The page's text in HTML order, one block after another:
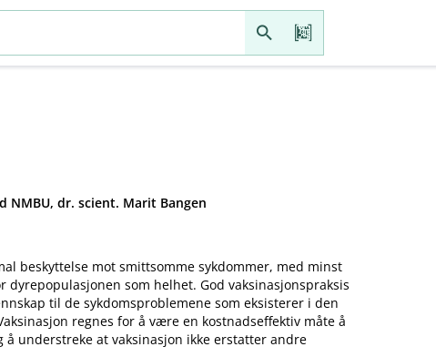
NMBU, dr. scient. Marit Bangen
beskyttelse mot smittsomme sykdommer, med minst
som helhet. God vaksinasjonspraksis
til de sykdomsproblemene som eksisterer i den
regnes for å være en kostnadseffektiv måte å
understreke at vaksinasjon ikke erstatter andre